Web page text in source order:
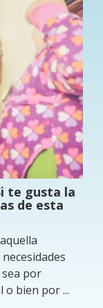
te gusta la
de esta
sea por
bien por ...